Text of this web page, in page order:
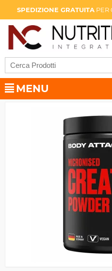
SPEDIZIONE GRATUITAPER
MENU